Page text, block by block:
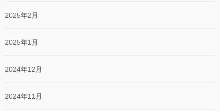
2025年2月
2025年1月
2024年12月
2024年11月